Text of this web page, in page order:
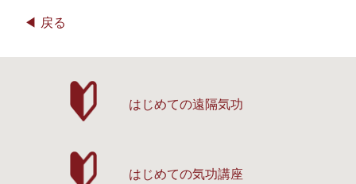
戻る
はじめての遠隔気功
はじめての気功講座